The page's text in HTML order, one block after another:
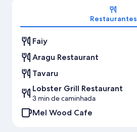
Mapa
Restaurantes
Faiy
Aragu Restaurant
Tavaru
Lobster Grill Restaurant
3 min de caminhada
Mel Wood Cafe